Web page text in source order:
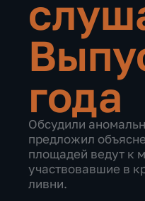
года
Обсудили
предложил
площадей ведут к
участвовавшие в
ливни.